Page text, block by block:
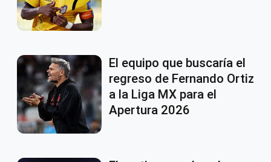
El equipo que buscaría el
regreso de Fernando Ortiz
a la Liga MX para el
Apertura 2026